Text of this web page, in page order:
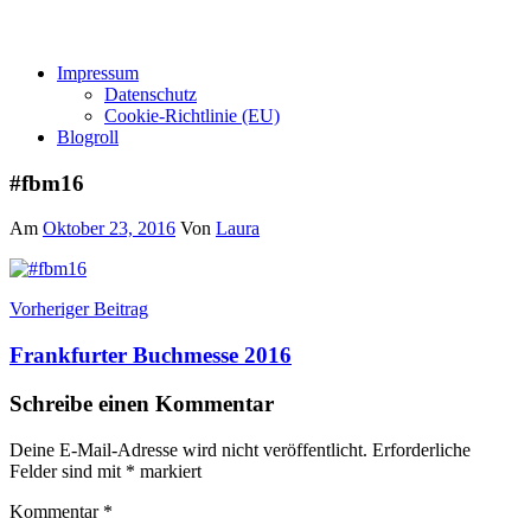
Impressum
Datenschutz
Cookie-Richtlinie (EU)
Blogroll
#fbm16
Am Oktober 23, 2016 Von Laura
Beitragsnavigation
Vorheriger Beitrag
Frankfurter Buchmesse 2016
Schreibe einen Kommentar
Deine E-Mail-Adresse wird nicht veröffentlicht. Erforderliche
Felder sind mit * markiert
Kommentar *